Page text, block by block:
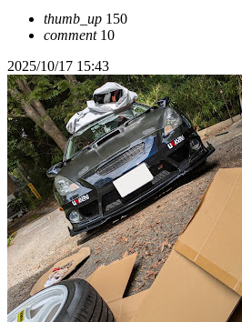
thumb_up 150
comment10
2025/10/17 15:43